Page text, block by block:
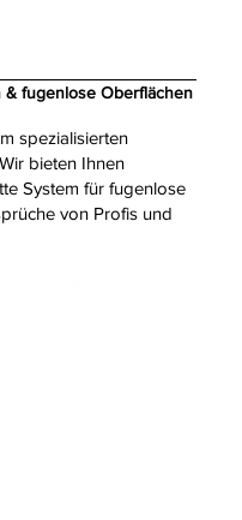
& fugenlose Oberflächen
spezialisierten
bieten Ihnen
System für fugenlose
von Profis und